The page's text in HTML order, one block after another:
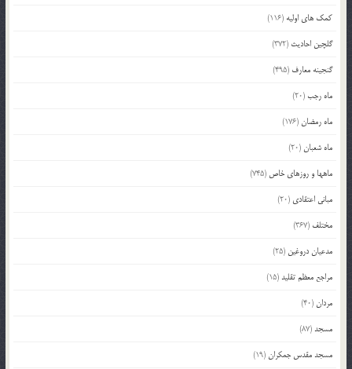
کمک های اولیه (116)
گلچین احادیث (372)
گنجینه معارف (495)
ماه رجب(20)
ماه رمضان(176)
ماه شعبان(20)
ماهها و روزهای خاص (745)
مبانی اعتقادی (20)
مختلف (367)
مدعیان دروغین (25)
مراجع معظم تقلید(15)
مردان(40)
مسجد(87)
مسجد مقدس جمکران(19)